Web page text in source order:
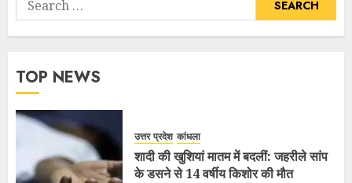
TOP NEWS
उत्तर प्रदेश कांधला
शादी की खुशियां मातम में बदलीं: जहरीले सांप
के डसने से 14 वर्षीय किशोर की मौत